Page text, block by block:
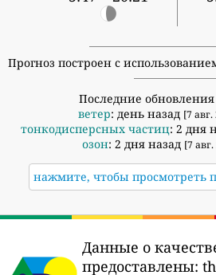
Прогноз построен с
Последние обновления
ветер: день назад [7 авг.
тонкодисперсных частиц: 2 дня
озон: 2 дня назад [7
нажмите, чтобы просмотреть
Данные о
предоставлены: